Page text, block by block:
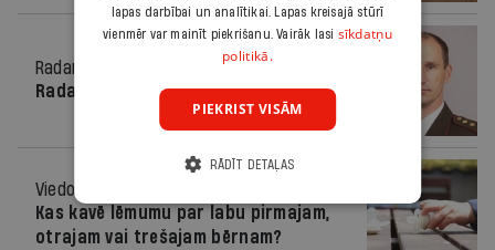
Radars
Radars Latvijā
Viedoklis
Kas kavē lēmumu par labu pirmajam,
otrajam vai trešajam bērnam?
lapas darbībai un analītikai. Lapas kreisajā stūrī
vienmēr var mainīt piekrišanu. Vairāk lasi sīkdatņu
politikā.
PIEKRIST VISĀM
RĀDĪT DETAĻAS